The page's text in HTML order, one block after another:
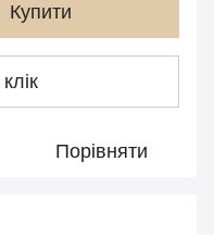
Купити
Порівняти